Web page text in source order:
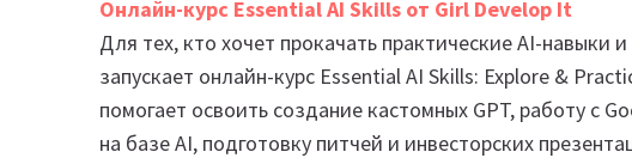
Онлайн-курс Essential AI Skills от Girl Develop It
Для тех, кто хочет прокачать практические AI-навыки
запускает онлайн-курс Essential AI Skills: Explore &
помогает освоить создание кастомных GPT, работу с
на базе AI, подготовку питчей и инвесторских